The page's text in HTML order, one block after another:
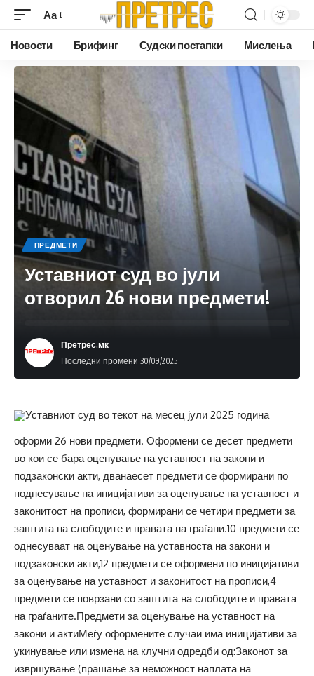
Аа
Новости Брифинг Судски постапки Мислења
ПРЕДМЕТИ
Уставниот суд во јули
отворил 26 нови предмети!
Последни промени 30/09/2025
Претрес.мк
Уставниот суд во текот на месец јули 2025 година
оформи 26 нови предмети. Оформени се десет предмети
во кои се бара оценување на уставност на закони и
подзаконски акти, дванаесет предмети се формирани по
поднесување на иницијативи за оценување на уставност и
законитост на прописи, формирани се четири предмети за
заштита на слободите и правата на граѓани.10 предмети се
однесуваат на оценување на уставноста на закони и
подзаконски акти,12 предмети се оформени по иницијативи
за оценување на уставност и законитост на прописи,4
предмети се поврзани со заштита на слободите и правата
на граѓаните.Предмети за оценување на уставност на
закони и актиМеѓу оформените случаи има иницијативи за
укинување или измена на клучни одредби од:Законот за
извршување (прашање за неможност наплата на